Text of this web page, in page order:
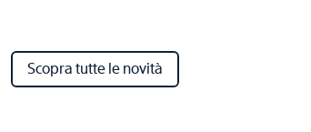
Scopra tutte le novità